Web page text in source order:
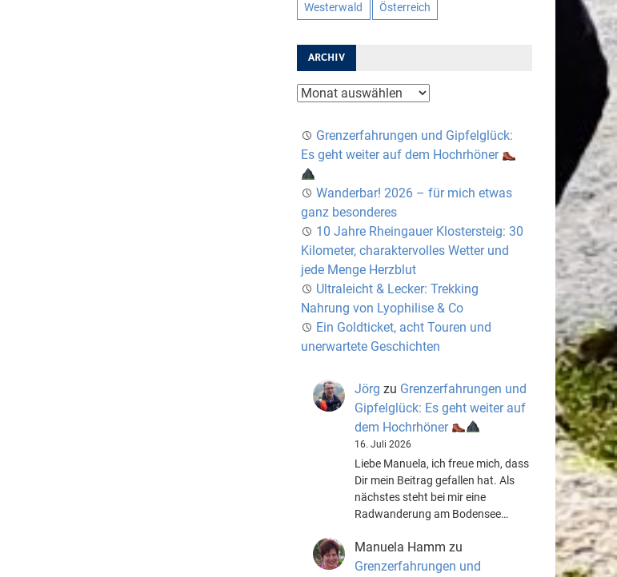
Westerwald Österreich
ARCHIV
Archiv
Grenzerfahrungen und Gipfelglück:
Es geht weiter auf dem Hochrhöner
Wanderbar! 2026 – für mich etwas
ganz besonderes
10 Jahre Rheingauer Klostersteig: 30
Kilometer, charaktervolles Wetter und
jede Menge Herzblut
Ultraleicht & Lecker: Trekking
Nahrung von Lyophilise & Co
Ein Goldticket, acht Touren und
unerwartete Geschichten
Jörg zu Grenzerfahrungen und
Gipfelglück: Es geht weiter auf
dem Hochrhöner
16. Juli 2026
Liebe Manuela, ich freue mich, dass
Dir mein Beitrag gefallen hat. Als
nächstes steht bei mir eine
Radwanderung am Bodensee…
Manuela Hamm zu
Grenzerfahrungen und